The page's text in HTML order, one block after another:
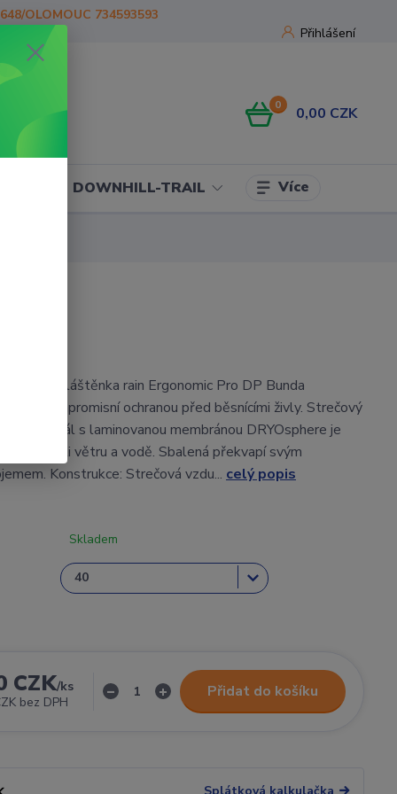
Přihlášení
OLOMOUC 734593593
0 0,00 CZK
DOWNHILL-TRAIL Více
moto pláštěnka rain Ergonomic Pro DP Bunda
je nekompromisní ochranou před běsnícími živly. Strečový
materiál s laminovanou membránou DRYOsphere je
proti větru a vodě. Sbalená překvapí svým
Konstrukce: Strečová vzdu... celý popis
Skladem
CZK/ks
bez DPH
Přidat do košíku
Splátková kalkulačka